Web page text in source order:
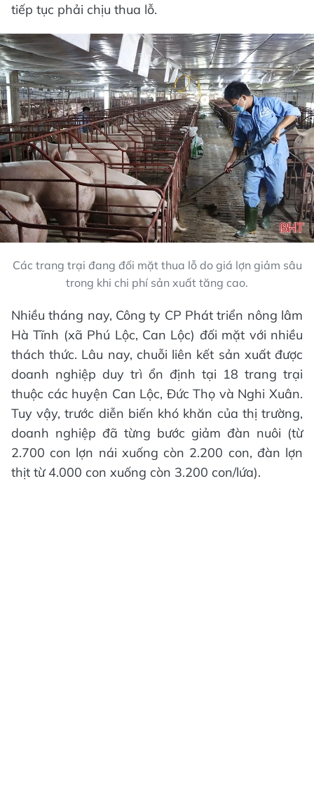
tiếp tục phải chịu thua lỗ.
Các trang trại đang đối mặt thua lỗ do giá lợn giảm sâu
trong khi chi phí sản xuất tăng cao.
Nhiều tháng nay, Công ty CP Phát triển nông lâm
Hà Tĩnh (xã Phú Lộc, Can Lộc) đối mặt với nhiều
thách thức. Lâu nay, chuỗi liên kết sản xuất được
doanh nghiệp duy trì ổn định tại 18 trang trại
thuộc các huyện Can Lộc, Đức Thọ và Nghi Xuân.
Tuy vậy, trước diễn biến khó khăn của thị trường,
doanh nghiệp đã từng bước giảm đàn nuôi (từ
2.700 con lợn nái xuống còn 2.200 con, đàn lợn
thịt từ 4.000 con xuống còn 3.200 con/lứa).